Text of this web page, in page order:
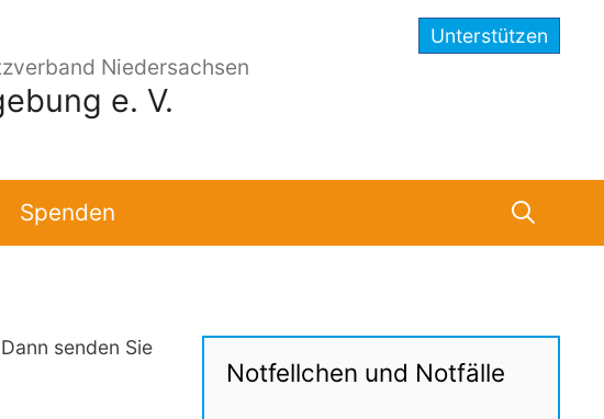
Unterstützen
e. V.
Niedersachsen
Spenden
senden Sie
Notfellchen und Notfälle